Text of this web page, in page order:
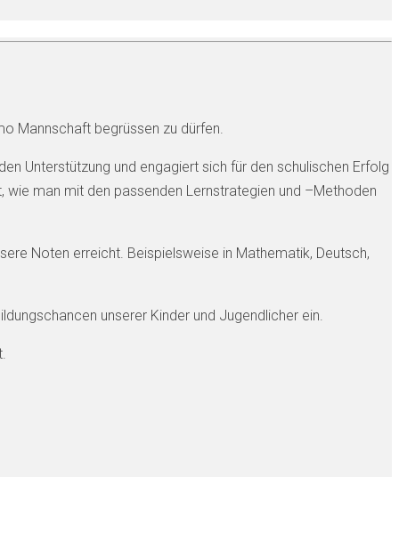
Mannschaft begrüssen zu dürfen.
Unterstützung und engagiert sich für den schulischen Erfolg
man mit den passenden Lernstrategien und –Methoden
Noten erreicht. Beispielsweise in Mathematik, Deutsch,
unserer Kinder und Jugendlicher ein.